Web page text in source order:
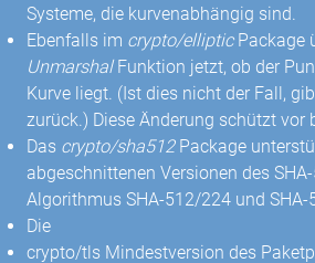
Systeme, die kurvenabhängig sind.
Ebenfalls im crypto/ellipticPackage
UnmarshalFunktion jetzt, ob der
Kurve liegt. (Ist dies nicht der Fall,
zurück.) Diese Änderung schützt vor
Das crypto/sha512Package
abgeschnittenen Versionen des
Algorithmus SHA-512/224 und SHA-
Die
crypto/tls Mindestversion des